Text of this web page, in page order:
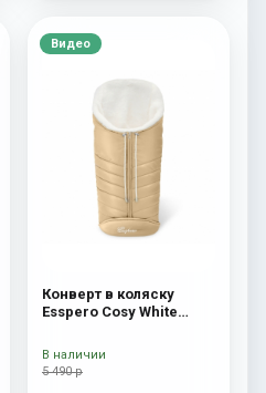
Видео
Конверт в коляску
Esspero Cosy White
5 490 р
В наличии